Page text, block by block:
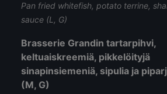
Pan fried whitefish, potato terrine,
sauce (L, G)
Brasserie Grandin tartarpihvi,
keltuaiskreemiä, pikkelöityjä
sinapinsiemeniä, sipulia ja
(M, G)